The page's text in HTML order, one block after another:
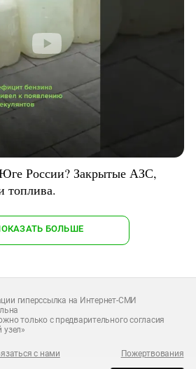
России? Закрытые АЗС,
топлива.
БОЛЬШЕ
гиперссылка на Интернет-СМИ
только с предварительного согласия
узел»
с нами Пожертвования